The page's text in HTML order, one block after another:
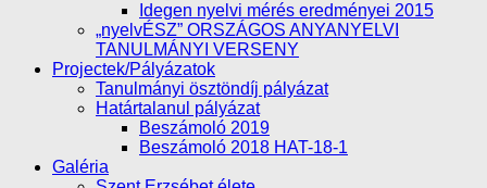
Idegen nyelvi mérés eredményei 2015
„nyelvÉSZ” ORSZÁGOS ANYANYELVI
TANULMÁNYI VERSENY
Projectek/Pályázatok
Tanulmányi ösztöndíj pályázat
Határtalanul pályázat
Beszámoló 2019
Beszámoló 2018 HAT-18-1
Galéria